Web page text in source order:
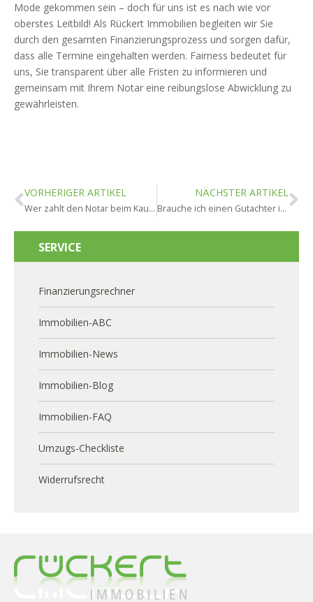
Mode gekommen sein – doch für uns ist es nach wie vor
oberstes Leitbild! Als Rückert Immobilien begleiten wir Sie
durch den gesamten Finanzierungsprozess und sorgen dafür,
dass alle Termine eingehalten werden. Fairness bedeutet für
uns, Sie transparent über alle Fristen zu informieren und
gemeinsam mit Ihrem Notar eine reibungslose Abwicklung zu
gewährleisten.
VORHERIGER ARTIKEL
Wer zahlt den Notar beim Kauf in Oestrich-Winkel?
NÄCHSTER ARTIKEL
Brauche ich einen Gutachter in Oestrich-Winkel?
SERVICE
Finanzierungsrechner
Immobilien-ABC
Immobilien-News
Immobilien-Blog
Immobilien-FAQ
Umzugs-Checkliste
Widerrufsrecht